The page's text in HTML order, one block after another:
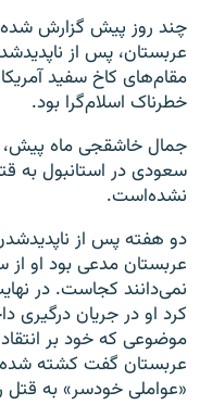
چند روز پیش گزارش
عربستان، پس از
مقام‌های کاخ سفید
خطرناک اسلام‌گرا بود.
جمال خاشقجی ماه پیش،
سعودی در استانبول به
نشده‌است.
دو هفته پس از
عربستان مدعی بود او
نمی‌دانند کجاست. در
کرد او در جریان
موضوعی که خود بر
عربستان گفت کشته
«عواملی خودسر» به